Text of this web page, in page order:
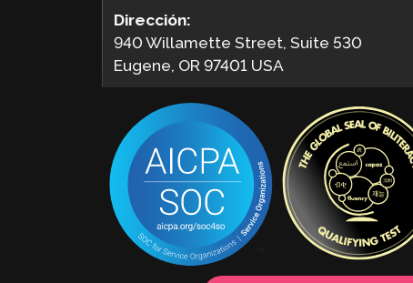
Dirección:
940 Willamette Street, Suite 530
Eugene, OR 97401 USA